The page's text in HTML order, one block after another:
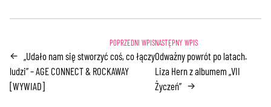
←
„Udało nam się stworzyć coś, co łączy
ludzi” – AGE CONNECT & ROCKAWAY
[WYWIAD]
Odważny powrót po latach.
Liza Hern z albumem „VII
Życzeń” →